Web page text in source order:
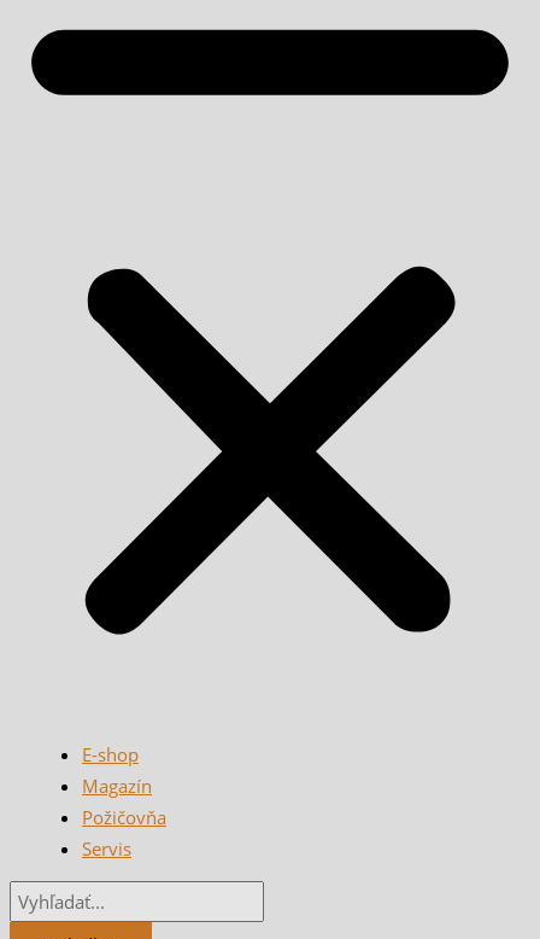
E-shop
Magazín
Požičovňa
Servis